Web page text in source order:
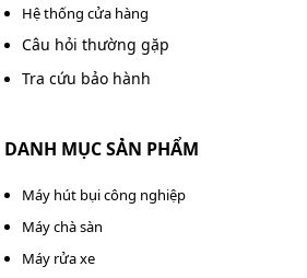
>>> Xem thêm: Bàn mài sàn bê tông
Hệ thống cửa hàng
Câu hỏi thường gặp
Tra cứu bảo hành
DANH MỤC SẢN PHẨM
Máy hút bụi công nghiệp
Máy chà sàn
Máy rửa xe